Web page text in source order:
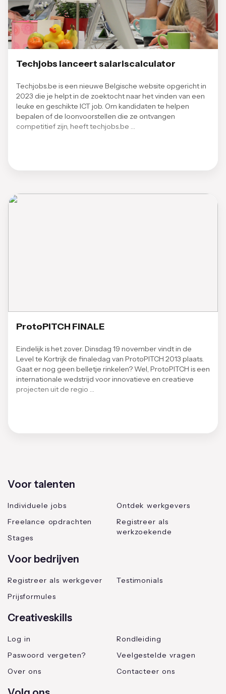
Techjobs lanceert salariscalculator
Techjobs.be is een nieuwe Belgische website opgericht in
2023 die je helpt in de zoektocht naar het vinden van een
leuke en geschikte ICT job. Om kandidaten te helpen
bepalen of de loonvoorstellen die ze ontvangen
competitief zijn, heeft techjobs.be …
ProtoPITCH FINALE
Eindelijk is het zover. Dinsdag 19 november vindt in de
Level te Kortrijk de finaledag van ProtoPITCH 2013 plaats.
Gaat er nog geen belletje rinkelen? Wel, ProtoPITCH is een
internationale wedstrijd voor innovatieve en creatieve
projecten uit de regio …
Voor talenten
Individuele jobs
Freelance opdrachten
Stages
Ontdek werkgevers
Registreer als
werkzoekende
Voor bedrijven
Registreer als werkgever
Prijsformules
Testimonials
Creativeskills
Log in
Paswoord vergeten?
Over ons
Rondleiding
Veelgestelde vragen
Contacteer ons